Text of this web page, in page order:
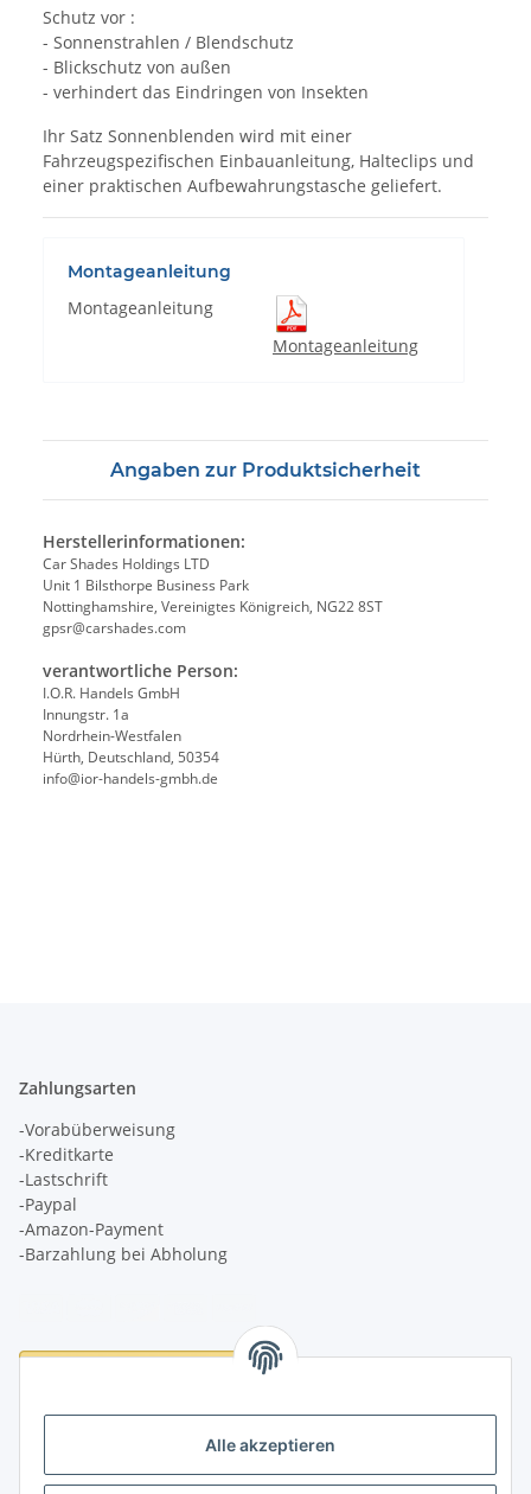
Alle akzeptieren
Schutz vor :
- Sonnenstrahlen / Blendschutz
- Blickschutz von außen
- verhindert das Eindringen von Insekten
Ihr Satz Sonnenblenden wird mit einer
Fahrzeugspezifischen Einbauanleitung, Halteclips und
einer praktischen Aufbewahrungstasche geliefert.
Montageanleitung
Montageanleitung
Montageanleitung
Angaben zur Produktsicherheit
Herstellerinformationen:
Car Shades Holdings LTD
Unit 1 Bilsthorpe Business Park
Nottinghamshire, Vereinigtes Königreich, NG22 8ST
gpsr@carshades.com
verantwortliche Person:
I.O.R. Handels GmbH
Innungstr. 1a
Nordrhein-Westfalen
Hürth, Deutschland, 50354
info@ior-handels-gmbh.de
Zahlungsarten
-Vorabüberweisung
-Kreditkarte
-Lastschrift
-Paypal
-Amazon-Payment
-Barzahlung bei Abholung
Logistikpartner